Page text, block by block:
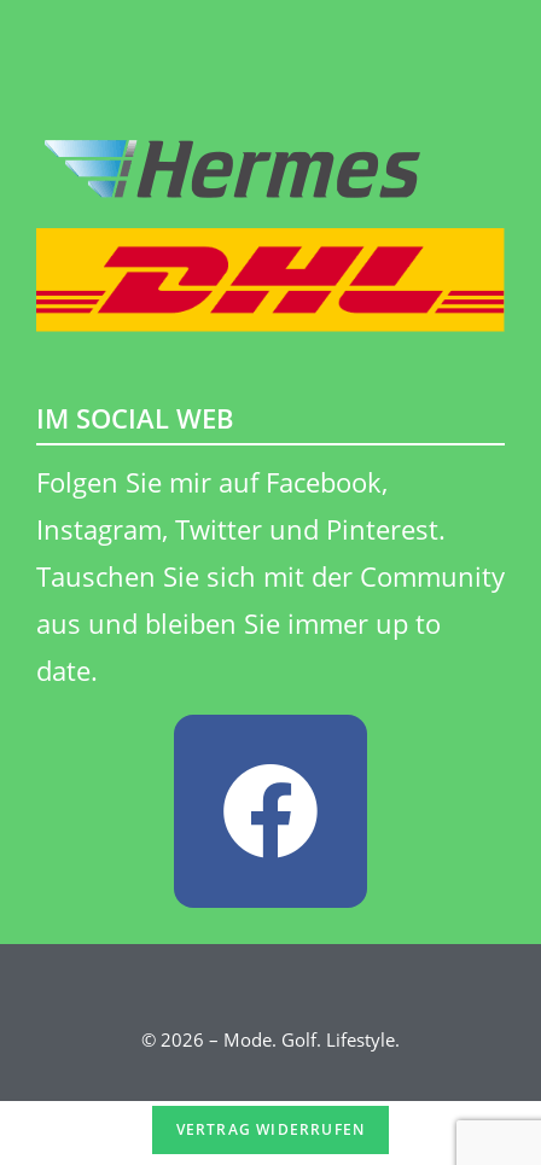
IM SOCIAL WEB
​Folgen Sie mir auf Facebook,
Instagram, Twitter und Pinterest.
Tauschen Sie sich mit der Community
aus und bleiben Sie immer up to
date.
© 2026 – Mode. Golf. Lifestyle.
VERTRAG WIDERRUFEN